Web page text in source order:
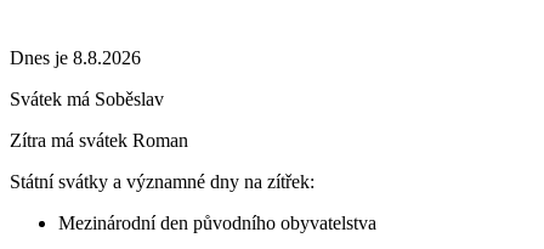
Dnes je 8.8.2026
Svátek má Soběslav
Zítra má svátek Roman
Státní svátky a významné dny na zítřek:
Mezinárodní den původního obyvatelstva